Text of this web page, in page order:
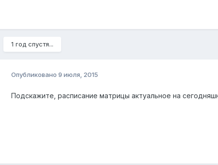
1 год спустя...
Опубликовано 9 июля, 2015
Подскажите, расписание матрицы актуальное на